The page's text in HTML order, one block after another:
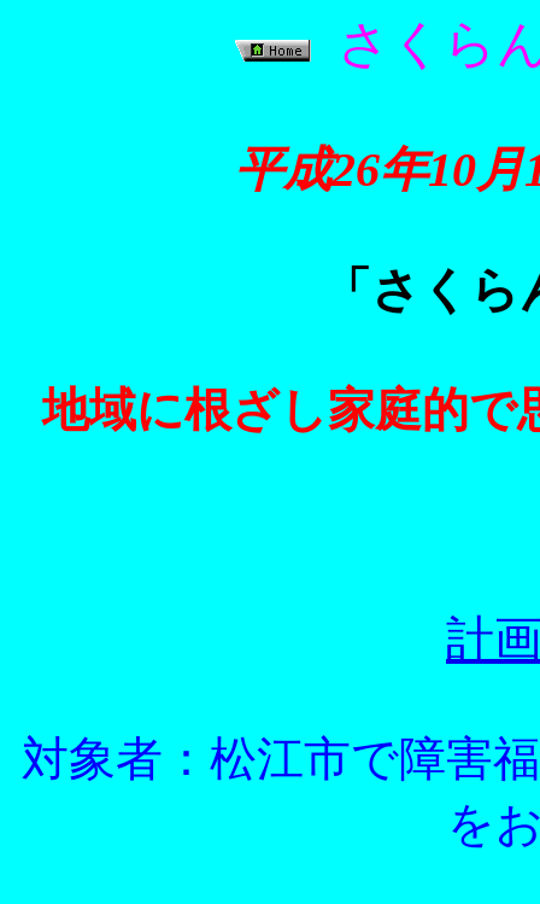
さくら
平成26年10月
「さく
地域に根ざし家庭的
計
対象者：松江市で障害
を